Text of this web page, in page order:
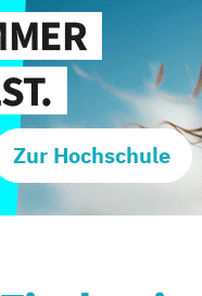
Zur Hochschule